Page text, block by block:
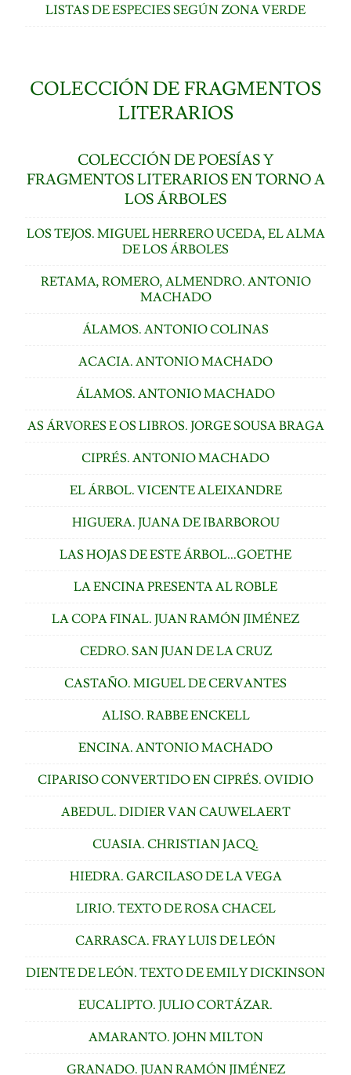
LISTAS DE ESPECIES SEGÚN ZONA VERDE
COLECCIÓN DE FRAGMENTOS
LITERARIOS
COLECCIÓN DE POESÍAS Y
FRAGMENTOS LITERARIOS EN TORNO A
LOS ÁRBOLES
LOS TEJOS. MIGUEL HERRERO UCEDA, EL ALMA
DE LOS ÁRBOLES
RETAMA, ROMERO, ALMENDRO. ANTONIO
MACHADO
ÁLAMOS. ANTONIO COLINAS
ACACIA. ANTONIO MACHADO
ÁLAMOS. ANTONIO MACHADO
AS ÁRVORES E OS LIBROS. JORGE SOUSA BRAGA
CIPRÉS. ANTONIO MACHADO
EL ÁRBOL. VICENTE ALEIXANDRE
HIGUERA. JUANA DE IBARBOROU
LAS HOJAS DE ESTE ÁRBOL...GOETHE
LA ENCINA PRESENTA AL ROBLE
LA COPA FINAL. JUAN RAMÓN JIMÉNEZ
CEDRO. SAN JUAN DE LA CRUZ
CASTAÑO. MIGUEL DE CERVANTES
ALISO. RABBE ENCKELL
ENCINA. ANTONIO MACHADO
CIPARISO CONVERTIDO EN CIPRÉS. OVIDIO
ABEDUL. DIDIER VAN CAUWELAERT
CUASIA. CHRISTIAN JACQ.
HIEDRA. GARCILASO DE LA VEGA
LIRIO. TEXTO DE ROSA CHACEL
CARRASCA. FRAY LUIS DE LEÓN
DIENTE DE LEÓN. TEXTO DE EMILY DICKINSON
EUCALIPTO. JULIO CORTÁZAR.
AMARANTO. JOHN MILTON
GRANADO. JUAN RAMÓN JIMÉNEZ